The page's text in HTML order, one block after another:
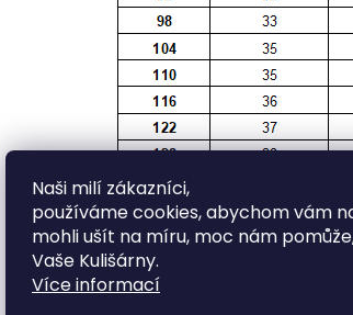
Naši milí zákazníci,
používáme cookies, abychom vám
mohli ušít na míru, moc nám
Vaše Kulišárny.
Více informací